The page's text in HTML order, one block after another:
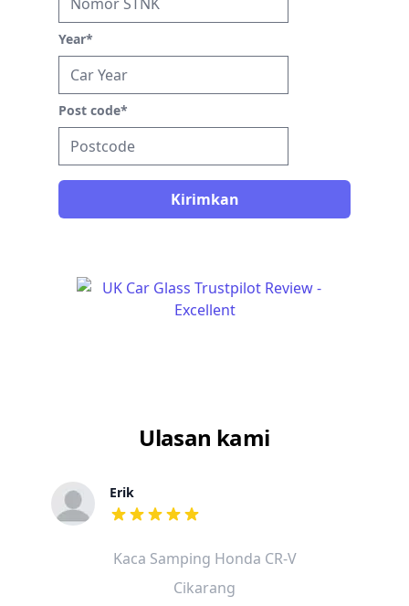
Year*
Post code*
Kirimkan
Ulasan kami
Erik
dari ulasan adalah bintang lima
Kaca Samping Honda CR-V
Cikarang